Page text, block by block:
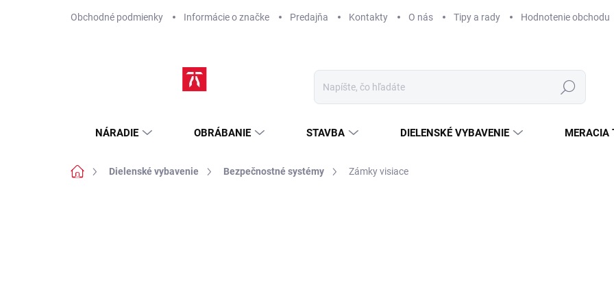
Obchodné podmienky Informácie o značke Predajňa Kontakty O nás Tipy a rady Hodnotenie obchodu
Hľadať
NÁRADIE OBRÁBANIE STAVBA DIELENSKÉ VYBAVENIE MERACIA
DomovDielenské vybavenie Bezpečnostné systémy Zámky visiace